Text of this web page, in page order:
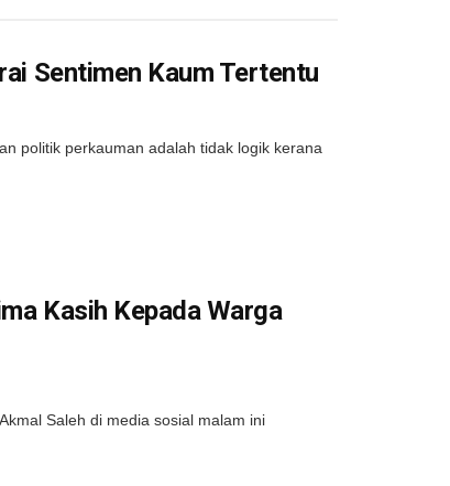
Sentimen Kaum Tertentu
politik perkauman adalah tidak logik kerana
Kasih Kepada Warga
Saleh di media sosial malam ini